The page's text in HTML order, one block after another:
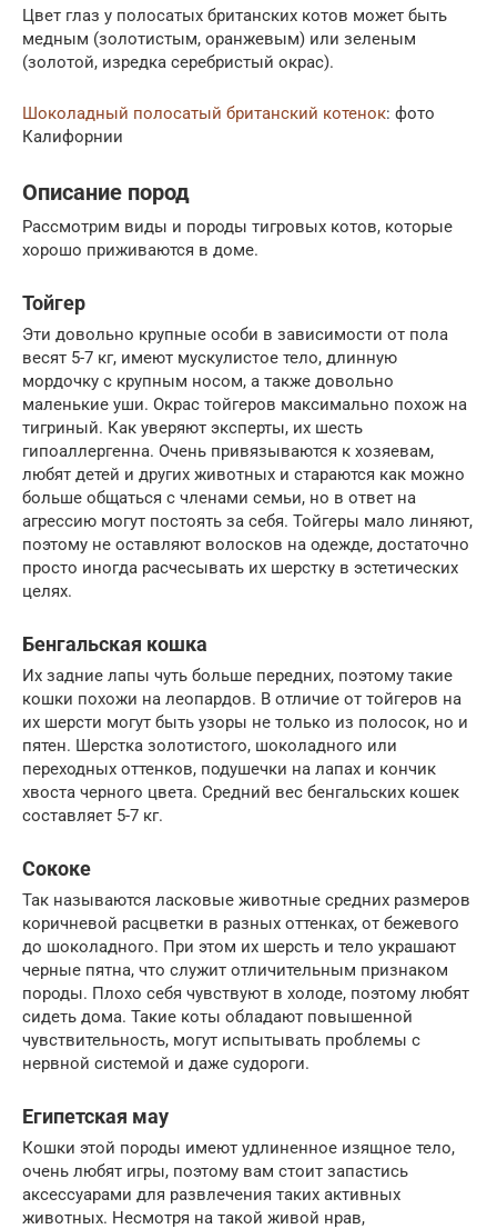
Цвет глаз у полосатых британских котов может быть
медным (золотистым, оранжевым) или зеленым
(золотой, изредка серебристый окрас).
Шоколадный полосатый британский котенок: фото
Калифорнии
Описание пород
Рассмотрим виды и породы тигровых котов, которые
хорошо приживаются в доме.
Тойгер
Эти довольно крупные особи в зависимости от пола
весят 5-7 кг, имеют мускулистое тело, длинную
мордочку с крупным носом, а также довольно
маленькие уши. Окрас тойгеров максимально похож на
тигриный. Как уверяют эксперты, их шесть
гипоаллергенна. Очень привязываются к хозяевам,
любят детей и других животных и стараются как можно
больше общаться с членами семьи, но в ответ на
агрессию могут постоять за себя. Тойгеры мало линяют,
поэтому не оставляют волосков на одежде, достаточно
просто иногда расчесывать их шерстку в эстетических
целях.
Бенгальская кошка
Их задние лапы чуть больше передних, поэтому такие
кошки похожи на леопардов. В отличие от тойгеров на
их шерсти могут быть узоры не только из полосок, но и
пятен. Шерстка золотистого, шоколадного или
переходных оттенков, подушечки на лапах и кончик
хвоста черного цвета. Средний вес бенгальских кошек
составляет 5-7 кг.
Сококе
Так называются ласковые животные средних размеров
коричневой расцветки в разных оттенках, от бежевого
до шоколадного. При этом их шерсть и тело украшают
черные пятна, что служит отличительным признаком
породы. Плохо себя чувствуют в холоде, поэтому любят
сидеть дома. Такие коты обладают повышенной
чувствительность, могут испытывать проблемы с
нервной системой и даже судороги.
Египетская мау
Кошки этой породы имеют удлиненное изящное тело,
очень любят игры, поэтому вам стоит запастись
аксессуарами для развлечения таких активных
животных. Несмотря на такой живой нрав,